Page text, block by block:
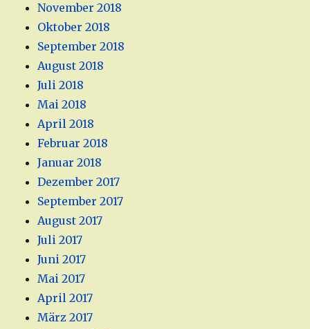
November 2018
Oktober 2018
September 2018
August 2018
Juli 2018
Mai 2018
April 2018
Februar 2018
Januar 2018
Dezember 2017
September 2017
August 2017
Juli 2017
Juni 2017
Mai 2017
April 2017
März 2017